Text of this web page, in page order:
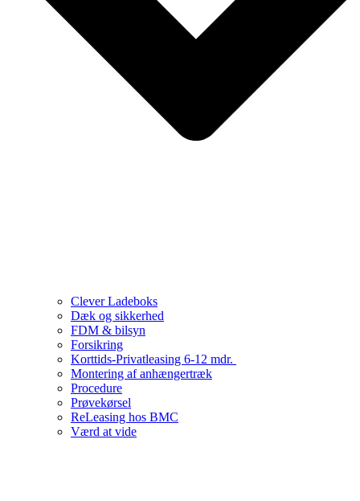
Clever Ladeboks
Dæk og sikkerhed
FDM & bilsyn
Forsikring
Korttids-Privatleasing 6-12 mdr.
Montering af anhængertræk
Procedure
Prøvekørsel
ReLeasing hos BMC
Værd at vide